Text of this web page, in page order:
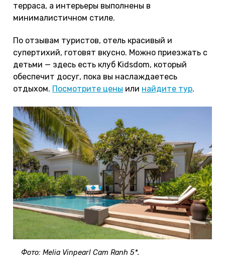
терраса, а интерьеры выполнены в
минималистичном стиле.
По отзывам туристов, отель красивый и
супертихий, готовят вкусно. Можно приезжать с
детьми — здесь есть клуб Kidsdom, который
обеспечит досуг, пока вы наслаждаетесь
отдыхом. Посмотрите цены или найдите тур.
Фото: Meliа Vinpearl Cam Ranh 5*.